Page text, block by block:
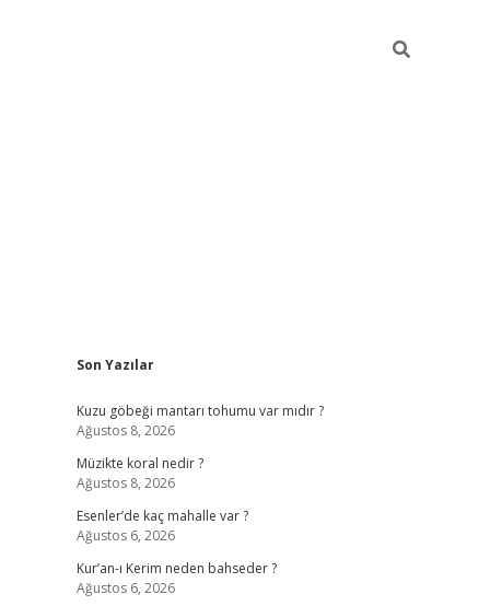
Sidebar
Son Yazılar
Kuzu göbeği mantarı tohumu var mıdır ?
Ağustos 8, 2026
Müzikte koral nedir ?
Ağustos 8, 2026
Esenler’de kaç mahalle var ?
Ağustos 6, 2026
Kur’an-ı Kerim neden bahseder ?
Ağustos 6, 2026
hiltonbetilbet giriş yap